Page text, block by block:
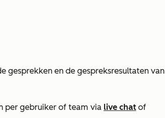
gesprekken en de gespreksresultaten van
per gebruiker of team via live chat of